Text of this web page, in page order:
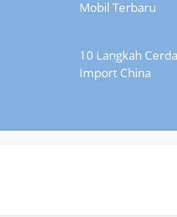
Mobil Terbaru
10 Langkah
Import China